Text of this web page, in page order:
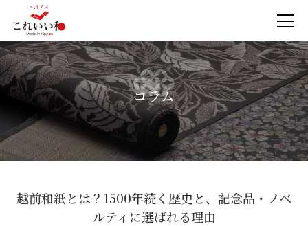
コラム
越前和紙とは？1500年続く歴史と、記念品・ノベ
ルティに選ばれる理由